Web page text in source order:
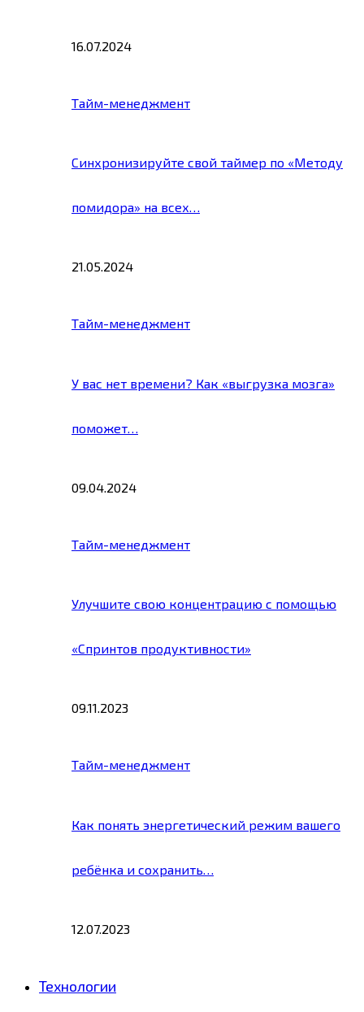
16.07.2024
Тайм-менеджмент
Синхронизируйте свой таймер по «Методу
помидора» на всех…
21.05.2024
Тайм-менеджмент
У вас нет времени? Как «выгрузка мозга»
поможет…
09.04.2024
Тайм-менеджмент
Улучшите свою концентрацию с помощью
«Спринтов продуктивности»
09.11.2023
Тайм-менеджмент
Как понять энергетический режим вашего
ребёнка и сохранить…
12.07.2023
Технологии